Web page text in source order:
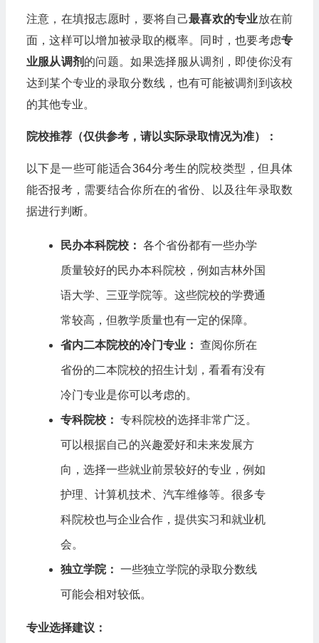
注意，在填报志愿时，要将自己最喜欢的专业放在前
面，这样可以增加被录取的概率。同时，也要考虑专
业服从调剂 的问题。如果选择服从调剂，即使你没有
达到某个专业的录取分数线，也有可能被调剂到该校
的其他专业。
院校推荐（仅供参考，请以实际录取情况为准）：
以下是一些可能适合364分考生的院校类型，但具体
能否报考，需要结合你所在的省份、以及往年录取数
据进行判断。
民办本科院校： 各个省份都有一些办学
质量较好的民办本科院校，例如吉林外国
语大学、三亚学院等。这些院校的学费通
常较高，但教学质量也有一定的保障。
省内二本院校的冷门专业： 查阅你所在
省份的二本院校的招生计划，看看有没有
冷门专业是你可以考虑的。
专科院校： 专科院校的选择非常广泛。
可以根据自己的兴趣爱好和未来发展方
向，选择一些就业前景较好的专业，例如
护理、计算机技术、汽车维修等。很多专
科院校也与企业合作，提供实习和就业机
会。
独立学院： 一些独立学院的录取分数线
可能会相对较低。
专业选择建议：